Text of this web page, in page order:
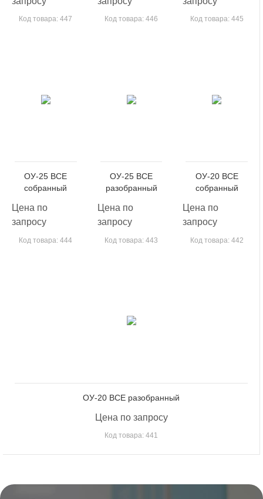
Код товара: 447 Код товара: 446 Код товара: 445
ОУ-25 ВСЕ
собранный
Цена по
запросу
Код товара: 444
ОУ-25 ВСЕ
разобранный
Цена по
запросу
Код товара: 443
ОУ-20 ВСЕ
собранный
Цена по
запросу
Код товара: 442
ОУ-20 ВСЕ разобранный
Цена по запросу
Код товара: 441